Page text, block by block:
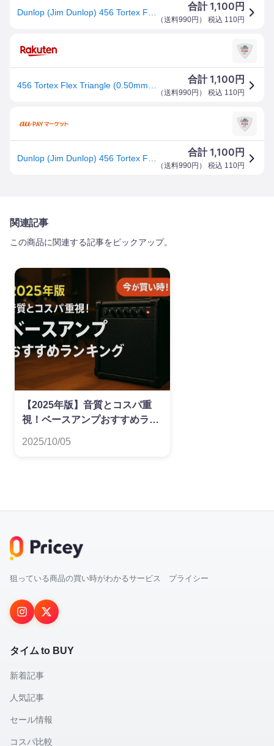
合計1,100 円
（送料990円 ） 税込 110円
合計1,100 円
（送料990円 ） 税込 110円
合計1,100 円
（送料990円 ） 税込 110円
関連記事
この商品に関連する記事をピックアップ。
【2025年版】音質とコスパ重
視！ベースアンプおすすめラン
2025/10/05
狙っている商品の買い時がわかるサービス プライシー
タイム to BUY
新着記事
人気記事
セール情報
コスパ比較